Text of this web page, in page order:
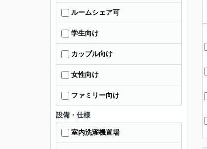
ルームシェア可
学生向け
カップル向け
女性向け
ファミリー向け
設備・仕様
室内洗濯機置場